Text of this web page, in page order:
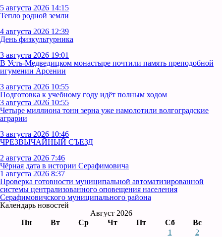
5 августа 2026 14:15
Тепло родной земли
4 августа 2026 12:39
День физкультурника
3 августа 2026 19:01
В Усть‑Медведицком монастыре почтили память преподобной
игумении Арсении
3 августа 2026 10:55
Подготовка к учебному году идёт полным ходом
3 августа 2026 10:55
Четыре миллиона тонн зерна уже намолотили волгоградские
аграрии
3 августа 2026 10:46
ЧРЕЗВЫЧАЙНЫЙ СЪЕЗД
2 августа 2026 7:46
Чёрная дата в истории Серафимовича
1 августа 2026 8:37
Проверка готовности муниципальной автоматизированной
системы централизованного оповещения населения
Серафимовичского муниципального района
Календарь новостей
Август 2026
Пн
Вт Ср Чт Пт Сб Вс
1
2